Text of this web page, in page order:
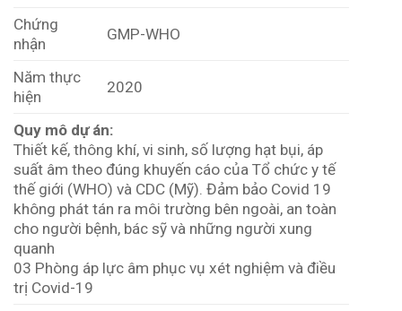
Chứng
nhận
GMP-WHO
Năm thực
hiện
2020
Quy mô dự án:
Thiết kế, thông khí, vi sinh, số lượng hạt bụi, áp
suất âm theo đúng khuyến cáo của Tổ chức y tế
thế giới (WHO) và CDC (Mỹ). Đảm bảo Covid 19
không phát tán ra môi trường bên ngoài, an toàn
cho người bệnh, bác sỹ và những người xung
quanh
03 Phòng áp lực âm phục vụ xét nghiệm và điều
trị Covid-19